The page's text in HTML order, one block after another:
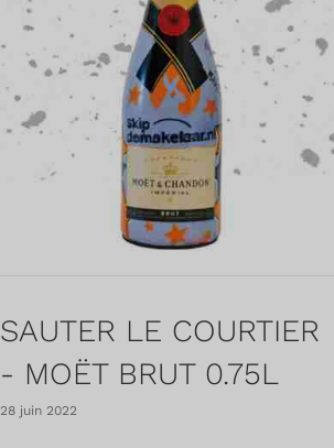
SAUTER LE COURTIER
- MOËT BRUT 0.75L
28 juin 2022